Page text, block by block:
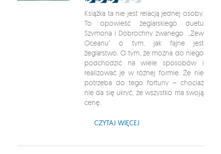
Książka ta nie jest relacją jednej osoby.
To opowieść żeglarskiego duetu
Szymona i Dobrochny zwanego „Zew
Oceanu” o tym, jak fajne jest
żeglarstwo. O tym, że można do niego
podchodzić na wiele sposobów i
realizować je w różnej formie. Że nie
potrzeba do tego fortuny – chociaż
nie da się ukryć, że wszystko ma swoją
cenę.
CZYTAJ WIĘCEJ